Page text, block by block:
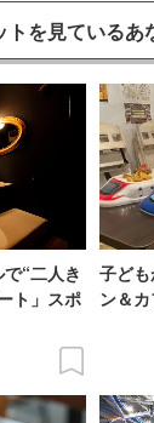
トを見ているあ
で“二人き
ト」スポ
子ど
ン＆